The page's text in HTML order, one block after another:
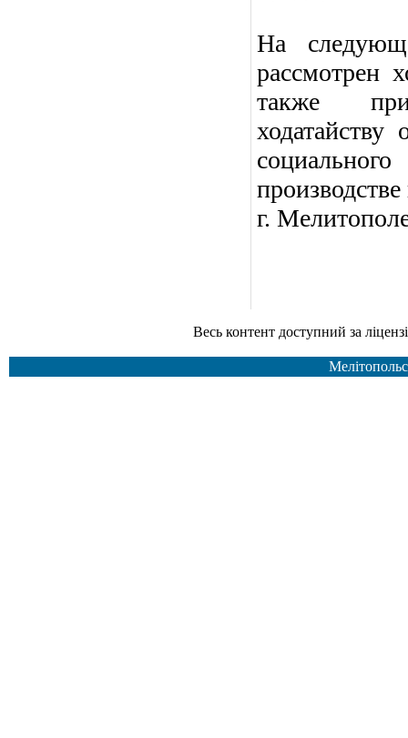
На
рассмотрен
также
г.
Весь контент доступний за ліцензією Creative